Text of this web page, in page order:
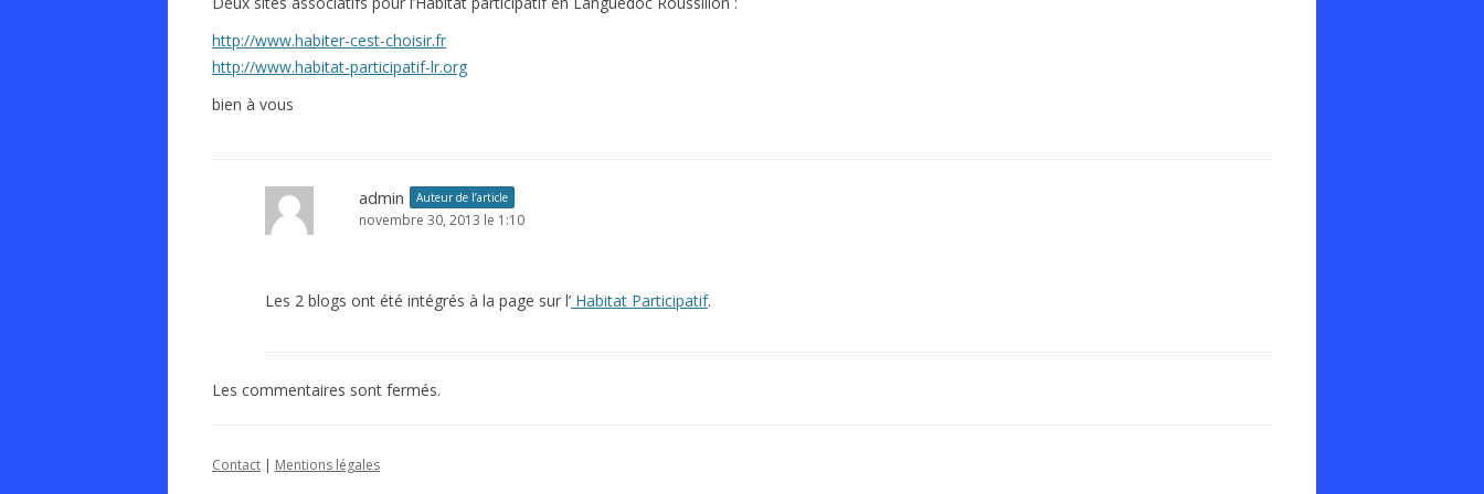
http://www.habiter-cest-choisir.fr
http://www.habitat-participatif-lr.org
bien à vous
admin Auteur de l’article
novembre 30, 2013 le 1:10
Les 2 blogs ont été intégrés à la page sur l’ Habitat Participatif.
Les commentaires sont fermés.
Contact | Mentions légales